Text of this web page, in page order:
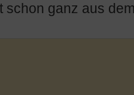
schon ganz aus